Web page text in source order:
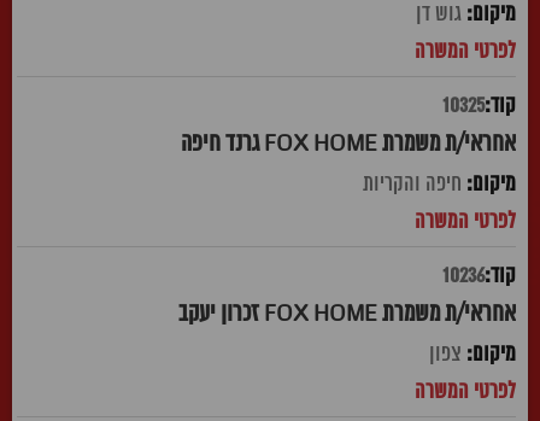
גוש דן
10325
אחראי/ת משמרת FOX HOME גרנד חיפה
חיפה והקריות
10236
אחראי/ת משמרת FOX HOME זכרון יעקב
צפון